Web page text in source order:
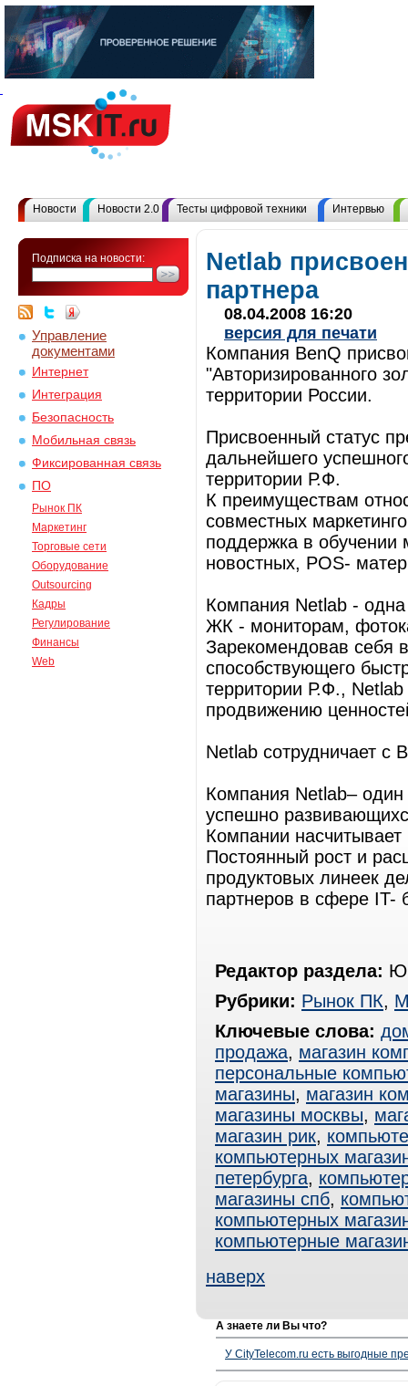
Новости Новости 2.0 Тесты цифровой техники Интервью
Подписка на новости:
Управление
документами
Интернет
Интеграция
Безопасность
Мобильная связь
Фиксированная связь
ПО
Рынок ПК
Маркетинг
Торговые сети
Оборудование
Outsourcing
Кадры
Регулирование
Финансы
Web
Netlab
партнера
08.04.2008 16:20
версия для печати
Компания BenQ
"Авторизированного
территории России.
Присвоенный статус
дальнейшего
территории Р.Ф.
К преимуществам
совместных
поддержка в
новостных, POS-
Компания Netlab -
ЖК - мониторам,
Зарекомендовав себя
способствующего
территории Р.Ф.,
продвижению
Netlab сотрудничает с
Компания Netlab– один
успешно
Компании
Постоянный рост и
продуктовых линеек
партнеров в сфере IT-
Редактор раздела:
Рубрики: Рынок ПК,
Ключевые слова:
продажа, магазин
персональные
магазины, магазин
магазины москвы,
магазин рик,
компьютерных
петербурга,
магазины спб,
компьютерных
компьютерные
наверх
А знаете ли Вы что?
У CityTelecom.ru есть выгодные